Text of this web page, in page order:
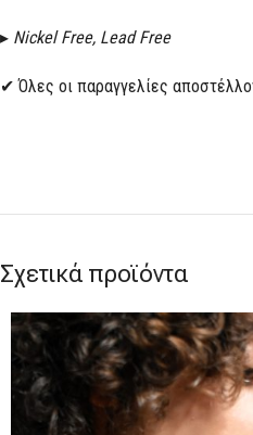
▸ Nickel Free, Lead Free
✔ Όλες οι παραγγελίες
Σχετικά προϊόντα